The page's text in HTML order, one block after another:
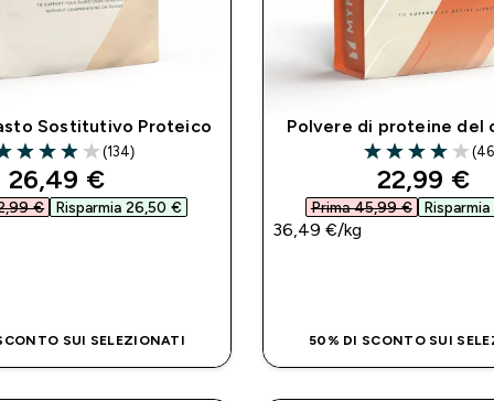
Sostitutivo Proteico
out of 5 stars
(134)
discounted price
26,49 €‎
€‎ Risparmia 26,50 €‎
SUI SELEZIONATI
Polvere di proteine del
4 out of 5 stars
22,99 €‎
Prima 45,99 €‎
36,49 €‎/kg
50% DI SCONTO SUI